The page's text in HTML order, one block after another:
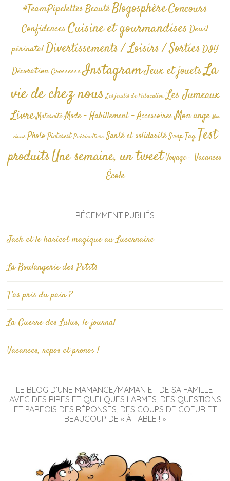
#TeamPipelettesBeautéBlogosphèreConcours
Confidences Cuisine et gourmandises Deuil
périnatalDivertissements / Loisirs / SortiesDIY
Décoration GrossesseInstagramJeux et jouetsLa
vie de chez nous Les jeudis de l'éducation Les Jumeaux
Livre Maternité Mode - Habillement - AccessoiresMon ange Non
classé Photo Pinterest Puériculture Santé et solidarité Swap TagTest
produitsUne semaine, un tweetVoyage - Vacances
École
RÉCEMMENT PUBLIÉS
Jack et le haricot magique au Lucernaire
La Boulangerie des Petits
T’as pris du pain ?
La Guerre des Lulus, le journal
Vacances, repos et pronos !
LE BLOG D’UNE MAMANGE/MAMAN ET DE SA FAMILLE.
AVEC DES RIRES ET QUELQUES LARMES, DES QUESTIONS
ET PARFOIS DES RÉPONSES, DES COUPS DE COEUR ET
BEAUCOUP DE « À TABLE ! »